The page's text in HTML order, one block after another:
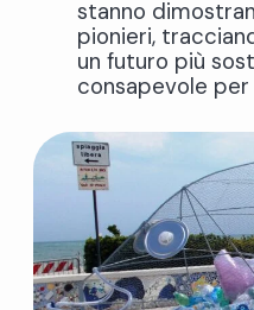
stanno
pionieri,
un futuro più
consapevole